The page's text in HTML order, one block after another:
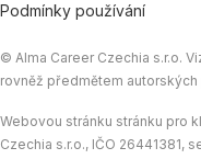
Podmínky používání
© Alma Career Czechia s.r.o.
rovněž předmětem
Webovou stránku stránku pro
Czechia s.r.o., IČO 26441381,